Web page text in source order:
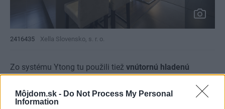
Môjdom.sk - Do Not Process My Personal
Information
2416435 Xella Slovensko, s. r. o.
Zo systému Ytong tu použili tiež vnútornú hladenú
kvalite steny.„Oceňujeme rýchlosť nanášania a